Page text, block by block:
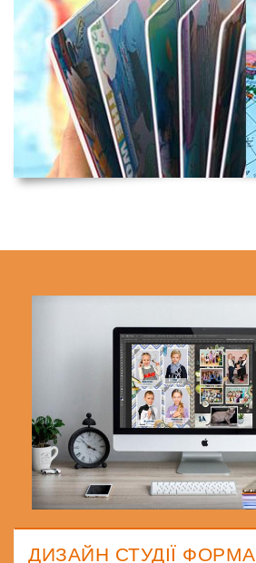
ДИЗАЙН СТУДІЇ ФОРМА